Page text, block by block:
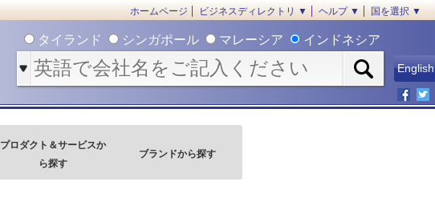
ホームページ ビジネスディレクトリ ▼ ヘルプ ▼ 国を選択 ▼
タイランド シンガポール マレーシア インドネシア
English
プロダクト＆サービスか
ら探す
ブランドから探す